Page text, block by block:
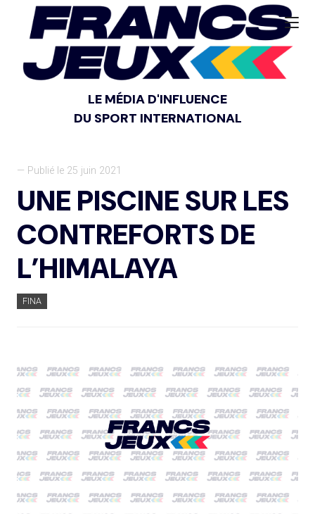
LE MÉDIA D'INFLUENCE
DU SPORT INTERNATIONAL
— Publié le 25 juin 2021
UNE PISCINE SUR LES
CONTREFORTS DE
L’HIMALAYA
FINA